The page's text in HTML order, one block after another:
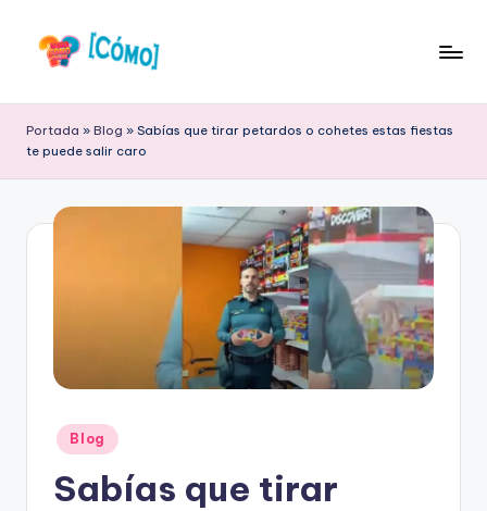
Saltar
a
b
o
nl
in
tus
Portada » Blog » Sabías que tirar petardos o cohetes estas fiestas
te puede salir caro
Publicado
en
Blog
Sabías que tirar